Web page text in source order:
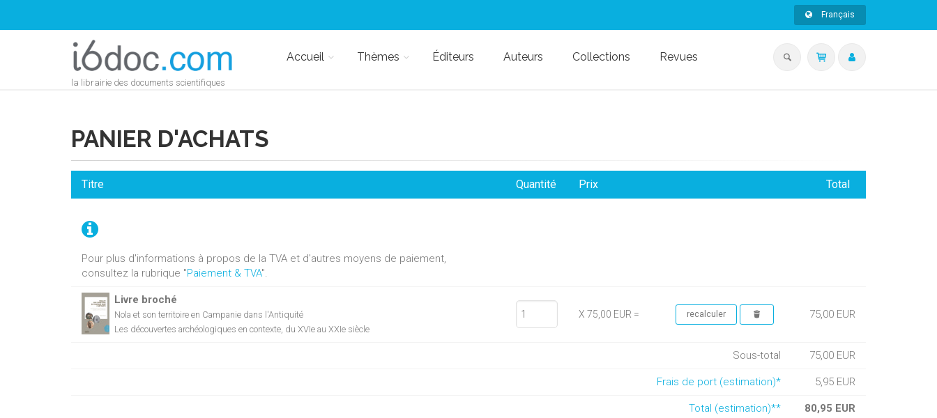
Français
la librairie des documents scientifiques
Accueil Thèmes Éditeurs Auteurs Collections Revues
PANIER D'ACHATS
Pour plus d'informations à propos de la TVA et d'autres moyens de paiement,
consultez la rubrique "Paiement & TVA".
Titre Quantité Prix Total
Livre broché
Nola et son territoire en Campanie dans l'Antiquité
Les découvertes archéologiques en contexte, du XVIe au XXIe siècle
X 75,00 EUR = 75,00 EUR
Sous-total 75,00 EUR
Frais de port (estimation)* 5,95 EUR
Total (estimation)** 80,95 EUR